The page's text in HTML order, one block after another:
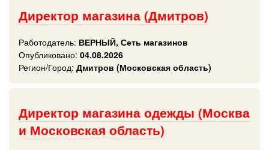
Директор магазина (Дмитров)
Работодатель: ВЕРНЫЙ, Сеть магазинов
Опубликовано: 04.08.2026
Регион/Город: Дмитров (Московская область)
Директор магазина одежды (Москва
и Московская область)